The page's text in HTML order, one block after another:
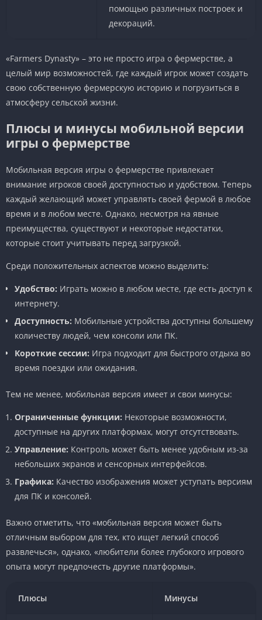
помощью различных построек и
декораций.
«Farmers Dynasty» – это не просто игра о фермерстве, а
целый мир возможностей, где каждый игрок может создать
свою собственную фермерскую историю и погрузиться в
атмосферу сельской жизни.
Плюсы и минусы мобильной версии
игры о фермерстве
Мобильная версия игры о фермерстве привлекает
внимание игроков своей доступностью и удобством. Теперь
каждый желающий может управлять своей фермой в любое
время и в любом месте. Однако, несмотря на явные
преимущества, существуют и некоторые недостатки,
которые стоит учитывать перед загрузкой.
Среди положительных аспектов можно выделить:
Удобство: Играть можно в любом месте, где есть доступ к
интернету.
Доступность: Мобильные устройства доступны большему
количеству людей, чем консоли или ПК.
Короткие сессии: Игра подходит для быстрого отдыха во
время поездки или ожидания.
Тем не менее, мобильная версия имеет и свои минусы:
Ограниченные функции: Некоторые возможности,
доступные на других платформах, могут отсутствовать.
Управление: Контроль может быть менее удобным из-за
небольших экранов и сенсорных интерфейсов.
Графика: Качество изображения может уступать версиям
для ПК и консолей.
Важно отметить, что «мобильная версия может быть
отличным выбором для тех, кто ищет легкий способ
развлечься», однако, «любители более глубокого игрового
опыта могут предпочесть другие платформы».
Плюсы Минусы